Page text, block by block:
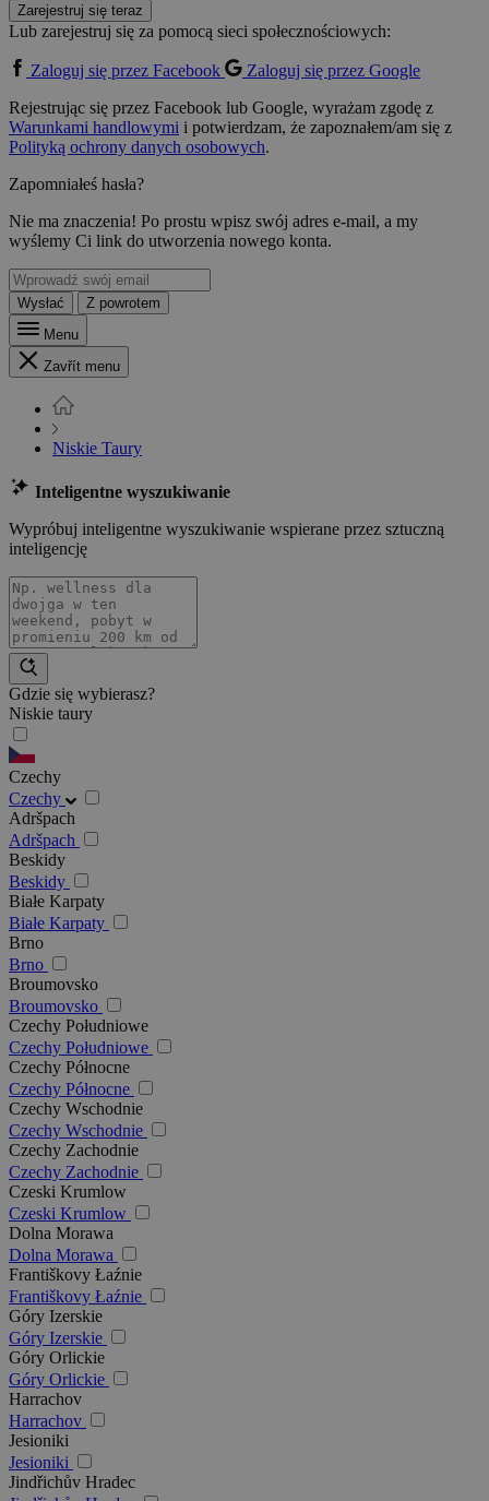
Zarejestruj się teraz
Lub zarejestruj się za pomocą sieci społecznościowych:
Zaloguj się przez Facebook
Zaloguj się przez Google
Rejestrując się przez Facebook lub Google, wyrażam zgodę z
Warunkami handlowymi i potwierdzam, że zapoznałem/am się z
Polityką ochrony danych osobowych.
Zapomniałeś hasła?
Nie ma znaczenia! Po prostu wpisz swój adres e-mail, a my
wyślemy Ci link do utworzenia nowego konta.
Wysłać
Z powrotem
Menu
Zavřít menu
Niskie Taury
Inteligentne wyszukiwanie
Wypróbuj inteligentne wyszukiwanie wspierane przez sztuczną
inteligencję
Gdzie się wybierasz?
Niskie taury
Czechy
Czechy
Adršpach
Adršpach
Beskidy
Beskidy
Białe Karpaty
Białe Karpaty
Brno
Brno
Broumovsko
Broumovsko
Czechy Południowe
Czechy Południowe
Czechy Północne
Czechy Północne
Czechy Wschodnie
Czechy Wschodnie
Czechy Zachodnie
Czechy Zachodnie
Czeski Krumlow
Czeski Krumlow
Dolna Morawa
Dolna Morawa
Františkovy Łaźnie
Františkovy Łaźnie
Góry Izerskie
Góry Izerskie
Góry Orlickie
Góry Orlickie
Harrachov
Harrachov
Jesioniki
Jesioniki
Jindřichův Hradec